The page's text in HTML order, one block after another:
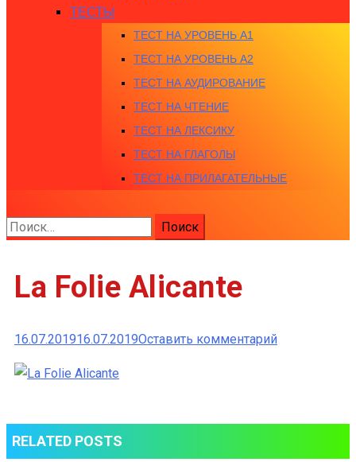
ТЕСТЫ
ТЕСТ НА УРОВЕНЬ A1
ТЕСТ НА УРОВЕНЬ A2
ТЕСТ НА АУДИРОВАНИЕ
ТЕСТ НА ЧТЕНИЕ
ТЕСТ НА ЛЕКСИКУ
ТЕСТ НА ГЛАГОЛЫ
ТЕСТ НА ПРИЛАГАТЕЛЬНЫЕ
Найти:
La Folie Alicante
16.07.201916.07.2019Оставить комментарийк
RELATED POSTS